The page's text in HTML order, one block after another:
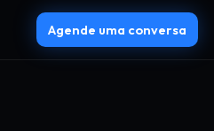
Agende uma conversa